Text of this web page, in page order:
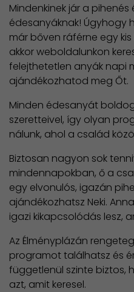
Mindenkinek jár a
édesanyáknak! Úgyhogy
már bőven ráférne egy
akkor weboldalunkon
felejthetetlen anyák napi
ajándékozhatod meg Őt.
Minden édesanyát
szeretteivel, így olyan
nálunk, ahol a család
Biztosan nagyon sok
mindennapokban, ő a
egy elvonulós, igazán
ajándékozhatsz Neki.
igazi kikapcsolódás lesz,
Az Élményplázán
programot találhatsz és
függetlenül szinte biztos,
azt, amit keresel.